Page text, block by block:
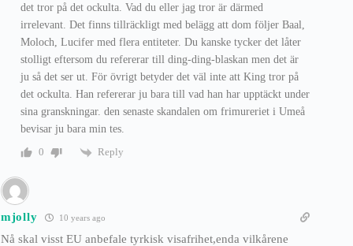
det tror på det ockulta. Vad du eller jag tror är därmed
irrelevant. Det finns tillräckligt med belägg att dom följer Baal,
Moloch, Lucifer med flera entiteter. Du kanske tycker det låter
stolligt eftersom du refererar till ding-ding-blaskan men det är
ju så det ser ut. För övrigt betyder det väl inte att King tror på
det ockulta. Han refererar ju bara till vad han har upptäckt under
sina granskningar. den senaste skandalen om frimureriet i Umeå
bevisar ju bara min tes.
0
Reply
mjolly 10 years ago
Nå skal visst EU anbefale tyrkisk visafrihet,enda vilkårene